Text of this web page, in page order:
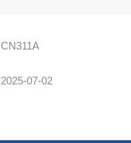
CN311A
2025-07-02